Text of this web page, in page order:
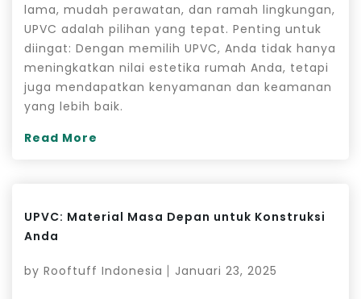
lama, mudah perawatan, dan ramah lingkungan,
UPVC adalah pilihan yang tepat. Penting untuk
diingat: Dengan memilih UPVC, Anda tidak hanya
meningkatkan nilai estetika rumah Anda, tetapi
juga mendapatkan kenyamanan dan keamanan
yang lebih baik.
Read More
UPVC: Material Masa Depan untuk Konstruksi
Anda
by Rooftuff Indonesia Januari 23, 2025